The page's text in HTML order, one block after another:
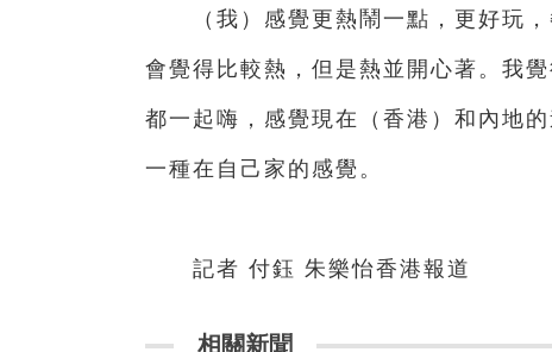
（我）感覺更熱鬧一點，更好玩，
會覺得比較熱，但是熱並開心著。我
都一起嗨，感覺現在（香港）和內地
一種在自己家的感覺。
記者 付鈺 朱樂怡香港報道
相關新聞